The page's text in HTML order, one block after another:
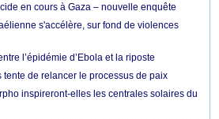
en cours à Gaza – nouvelle enquête
s'accélère, sur fond de violences
l’épidémie d’Ebola et la riposte
tente de relancer le processus de paix
inspireront-elles les centrales solaires du